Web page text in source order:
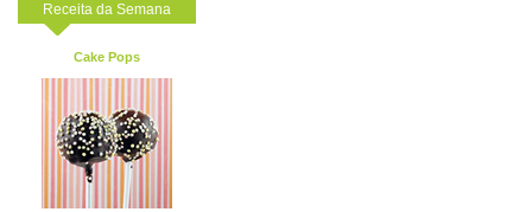
Receita da Semana
Cake Pops